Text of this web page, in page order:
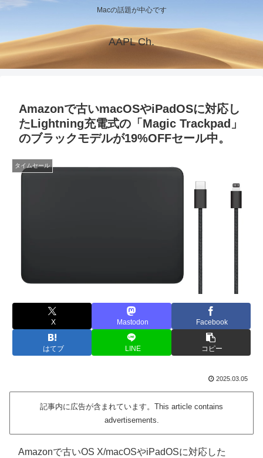
Macの話題が中心です
AAPL Ch.
Amazonで古いmacOSやiPadOSに対応し
たLightning充電式の「Magic Trackpad」
のブラックモデルが19%OFFセール中。
タイムセール
X Mastodon Facebook
はてブ LINE コピー
2025.03.05
記事内に広告が含まれています。This article contains
advertisements.
Amazonで古いOS X/macOSやiPadOSに対応した